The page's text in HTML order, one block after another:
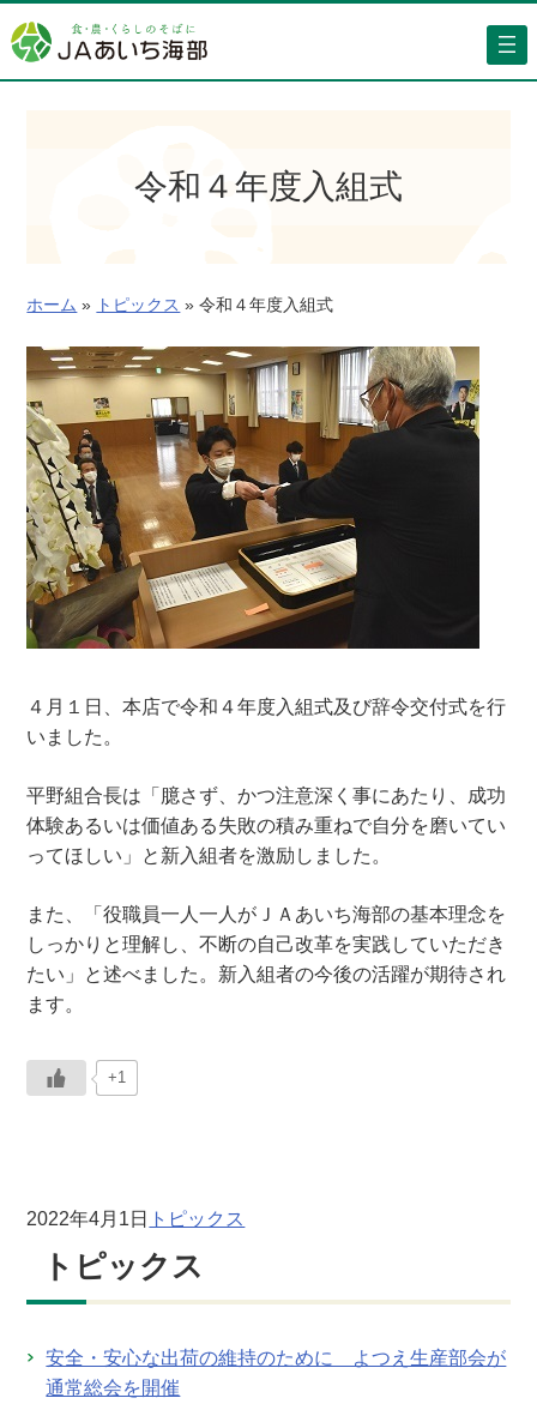
容
を
令和４年度入組式
ホーム » トピックス » 令和４年度入組式
４月１日、本店で令和４年度入組式及び辞令交付式を行
いました。
平野組合長は「臆さず、かつ注意深く事にあたり、成功
体験あるいは価値ある失敗の積み重ねで自分を磨いてい
ってほしい」と新入組者を激励しました。
また、「役職員一人一人がＪＡあいち海部の基本理念を
しっかりと理解し、不断の自己改革を実践していただき
たい」と述べました。新入組者の今後の活躍が期待され
ます。
+1
2022年4月1日 トピックス
トピックス
安全・安心な出荷の維持のために よつえ生産部会が
通常総会を開催